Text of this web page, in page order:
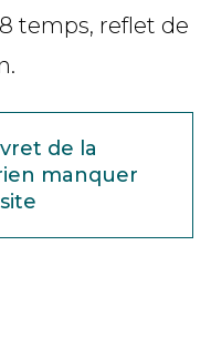
temps, reflet de
de la
manquer